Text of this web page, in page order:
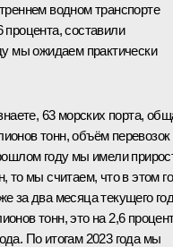
водном транспорте
составили
мы ожидаем практически
63 морских порта,
тонн, объём перевозок
году мы имели
то мы считаем, что в этом
за два месяца текущего
тонн, это на 2,6
По итогам 2023 года мы